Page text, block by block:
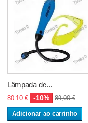
Lâmpada de...
80,10 € -10% 89,00 €
Adicionar ao carrinho